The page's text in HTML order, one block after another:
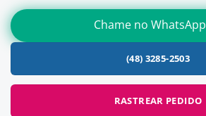
Chame no WhatsApp
(48) 3285-2503
RASTREAR PEDIDO